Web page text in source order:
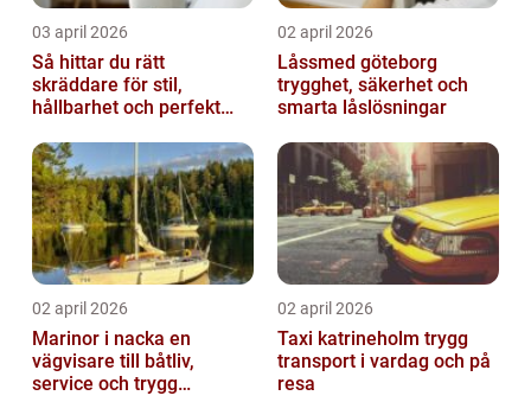
03 april 2026
Så hittar du rätt
skräddare för stil,
hållbarhet och perfekt
02 april 2026
Låssmed göteborg
trygghet, säkerhet och
smarta låslösningar
02 april 2026
Marinor i nacka en
vägvisare till båtliv,
service och trygg
02 april 2026
Taxi katrineholm trygg
transport i vardag och på
resa